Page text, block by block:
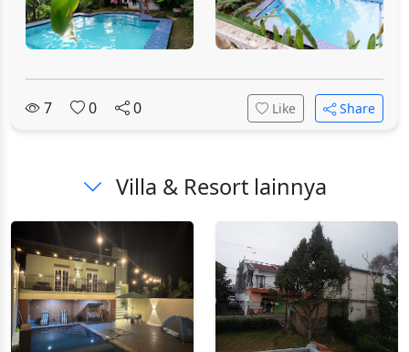
7 0 0 Like Share
Villa & Resort lainnya